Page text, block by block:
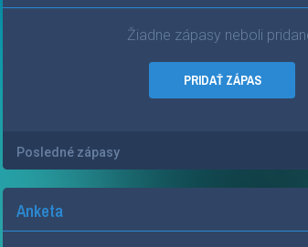
Žiadne zápasy neboli
PRIDAŤ ZÁPAS
Posledné zápasy
Anketa